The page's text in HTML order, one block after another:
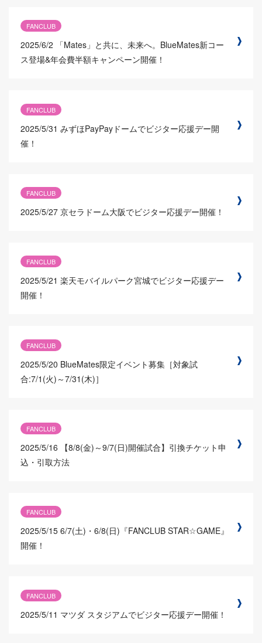
FANCLUB
2025/6/2
「Mates」と共に、未来へ。BlueMates新コー
ス登場&年会費半額キャンペーン開催！
FANCLUB
2025/5/31 みずほPayPayドームでビジター応援デー開
催！
FANCLUB
2025/5/27 京セラドーム大阪でビジター応援デー開催！
FANCLUB
2025/5/21 楽天モバイルパーク宮城でビジター応援デー
開催！
FANCLUB
2025/5/20 BlueMates限定イベント募集［対象試
合:7/1(火)～7/31(木)］
FANCLUB
2025/5/16
【8/8(金)～9/7(日)開催試合】引換チケット申
込・引取方法
FANCLUB
2025/5/15 6/7(土)・6/8(日)『FANCLUB STAR☆GAME』
開催！
FANCLUB
2025/5/11 マツダ スタジアムでビジター応援デー開催！